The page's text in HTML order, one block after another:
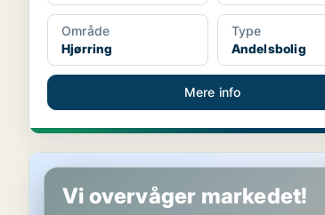
Område
Hjørring
Type
Andelsbolig
Mere info
Andelsbolig i Thisted
Vi overvåger markedet!